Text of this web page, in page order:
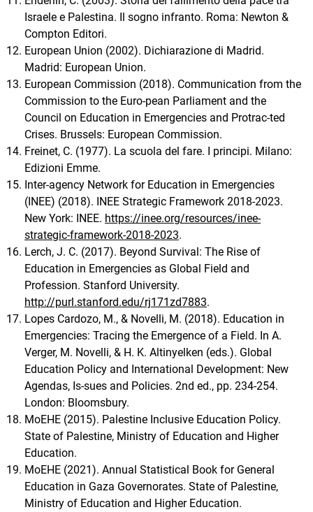
Israele e Palestina. Il sogno infranto. Roma: Newton &
Compton Editori.
European Union (2002). Dichiarazione di Madrid.
Madrid: European Union.
European Commission (2018). Communication from the
Commission to the Euro-pean Parliament and the
Council on Education in Emergencies and Protrac-ted
Crises. Brussels: European Commission.
Freinet, C. (1977). La scuola del fare. I principi. Milano:
Edizioni Emme.
Inter-agency Network for Education in Emergencies
(INEE) (2018). INEE Strategic Framework 2018-2023.
New York: INEE. https://inee.org/resources/inee-
strategic-framework-2018-2023.
Lerch, J. C. (2017). Beyond Survival: The Rise of
Education in Emergencies as Global Field and
Profession. Stanford University.
http://purl.stanford.edu/rj171zd7883.
Lopes Cardozo, M., & Novelli, M. (2018). Education in
Emergencies: Tracing the Emergence of a Field. In A.
Verger, M. Novelli, & H. K. Altinyelken (eds.). Global
Education Policy and International Development: New
Agendas, Is-sues and Policies. 2nd ed., pp. 234-254.
London: Bloomsbury.
MoEHE (2015). Palestine Inclusive Education Policy.
State of Palestine, Ministry of Education and Higher
Education.
MoEHE (2021). Annual Statistical Book for General
Education in Gaza Governorates. State of Palestine,
Ministry of Education and Higher Education.